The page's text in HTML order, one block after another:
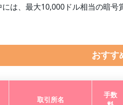
は、最大10,000ドル相当の暗号
おすす
取引所名
手数